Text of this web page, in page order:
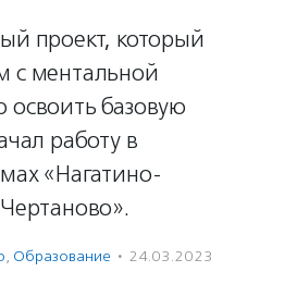
проект, который
с ментальной
базовую
работу в
«Нагатино-
, Образование · 24.03.2023